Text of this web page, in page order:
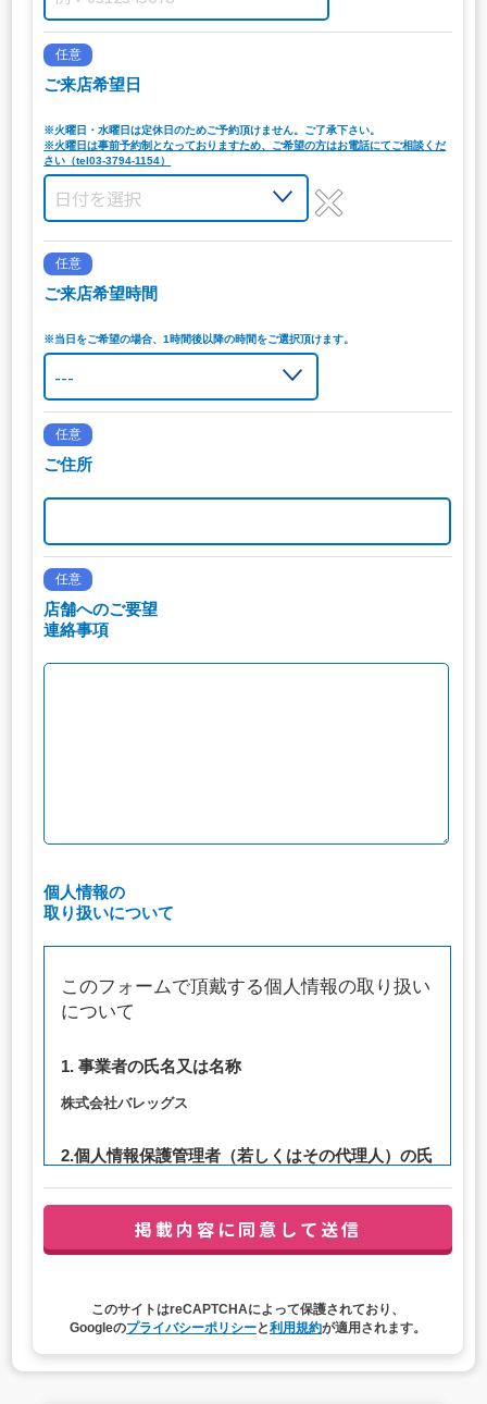
任意
ご来店希望日
※火曜日・水曜日は定休日のためご予約頂けません。ご了承下さい。
※火曜日は事前予約制となっておりますため、ご希望の方はお電話にてご相談くだ
さい（tel03-3794-1154）
任意
ご来店希望時間
※当日をご希望の場合、1時間後以降の時間をご選択頂けます。
任意
ご住所
任意
店舗へのご要望
連絡事項
個人情報の
取り扱いについて
このフォームで頂戴する個人情報の取り扱い
について
1. 事業者の氏名又は名称
株式会社バレッグス
2.個人情報保護管理者（若しくはその代理人）の氏
連絡先：privacy@balleggs.co.jp
（1）お問い合わせ対応（本人への連絡を含む）のため
このサイトはreCAPTCHAによって保護されており、
Googleのプライバシーポリシーと利用規約が適用されます。